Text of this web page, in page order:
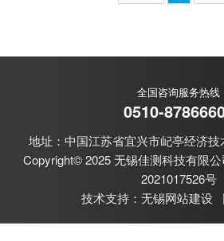
全国咨询服务热线
0510-
地址：中国江苏省宜兴市屺亭经济
Copyright© 2025 无锡佳测科技有限
2021017526号
技术支持： 无锡网站建设